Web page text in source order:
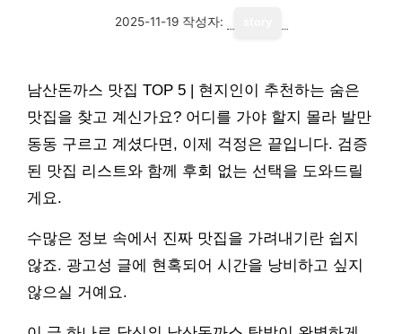
2025-11-19 작성자:
남산돈까스 맛집 TOP 5 | 현지인이 추천하는 숨은
맛집을 찾고 계신가요? 어디를 가야 할지 몰라 발만
동동 구르고 계셨다면, 이제 걱정은 끝입니다. 검증
된 맛집 리스트와 함께 후회 없는 선택을 도와드릴
게요.
수많은 정보 속에서 진짜 맛집을 가려내기란 쉽지
않죠. 광고성 글에 현혹되어 시간을 낭비하고 싶지
않으실 거예요.